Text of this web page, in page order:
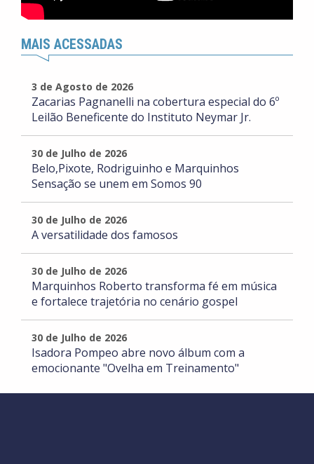
MAIS ACESSADAS
3 de Agosto de 2026
Zacarias Pagnanelli na cobertura especial do 6º
Leilão Beneficente do Instituto Neymar Jr.
30 de Julho de 2026
Belo,Pixote, Rodriguinho e Marquinhos
Sensação se unem em Somos 90
30 de Julho de 2026
A versatilidade dos famosos
30 de Julho de 2026
Marquinhos Roberto transforma fé em música
e fortalece trajetória no cenário gospel
30 de Julho de 2026
Isadora Pompeo abre novo álbum com a
emocionante "Ovelha em Treinamento"